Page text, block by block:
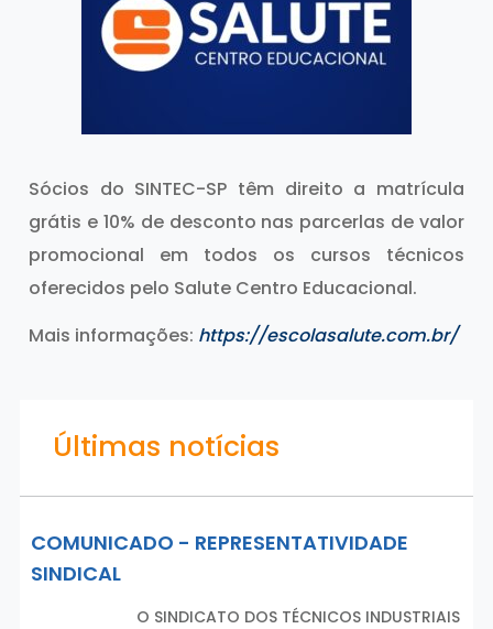
Sócios do SINTEC-SP têm direito a matrícula
grátis e 10% de desconto nas parcerlas de valor
promocional em todos os cursos técnicos
oferecidos pelo Salute Centro Educacional.
Mais informações: https://escolasalute.com.br/
Últimas notícias
COMUNICADO - REPRESENTATIVIDADE
SINDICAL
O SINDICATO DOS TÉCNICOS INDUSTRIAIS